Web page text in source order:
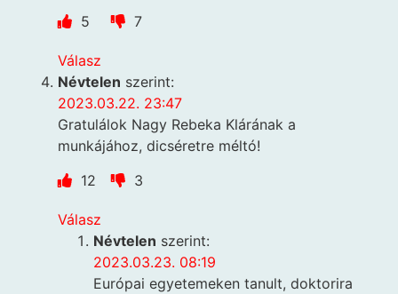
5
7
Válasz
Névtelen szerint:
2023.03.22. 23:47
Gratulálok Nagy Rebeka Klárának a
munkájához, dicséretre méltó!
12
3
Válasz
Névtelen szerint:
2023.03.23. 08:19
Európai egyetemeken tanult, doktorira